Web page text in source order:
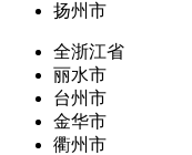
扬州市
全浙江省
丽水市
台州市
金华市
衢州市